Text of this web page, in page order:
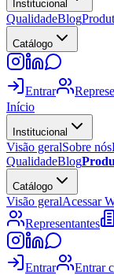
Institucional
QualidadeBlog
Catálogo
Entrar
Início
Institucional
Visão geralSobre nós
QualidadeBlog
Catálogo
Visão geralAcessar
Representantes
Entrar Entrar